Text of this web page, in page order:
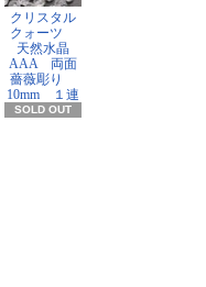
クリスタル
クォーツ
天然水晶
AAA 両面
薔薇彫り
10mm １連
SOLD OUT